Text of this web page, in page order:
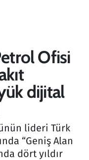
Ofisi
dijital
lideri Türk
“Geniş Alan
dört yıldır